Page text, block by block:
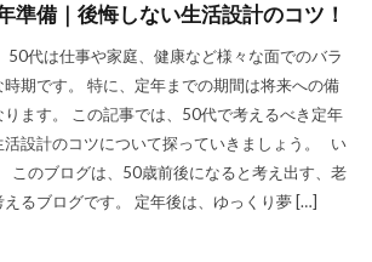
準備｜後悔しない生活設計のコツ！
50代は仕事や家庭、健康など様々な面でのバラ
期です。 特に、定年までの期間は将来への備
ります。 この記事では、50代で考えるべき定年
活設計のコツについて探っていきましょう。 い
このブログは、50歳前後になると考え出す、老
るブログです。 定年後は、ゆっくり夢 […]